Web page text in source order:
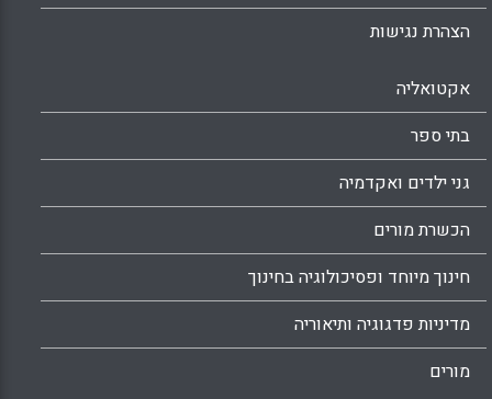
הצהרת נגישות
אקטואליה
בתי ספר
גני ילדים ואקדמיה
הכשרת מורים
חינוך מיוחד ופסיכולוגיה בחינוך
מדיניות פדגוגיה ותיאוריה
מורים